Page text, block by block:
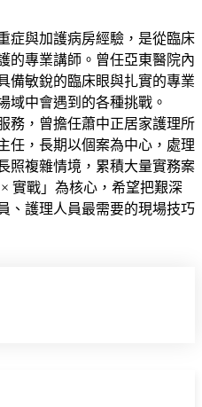
症與加護病房經驗，是從臨床
的專業講師。曾任亞東醫院內
備敏銳的臨床眼與扎實的專業
域中會遇到的各種挑戰。
務，曾擔任蕭中正居家護理所
任，長期以個案為中心，處理
照複雜情境，累積大量實務案
實戰」為核心，希望把艱深
、護理人員最需要的現場技巧